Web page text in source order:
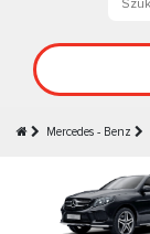
Mercedes - Benz